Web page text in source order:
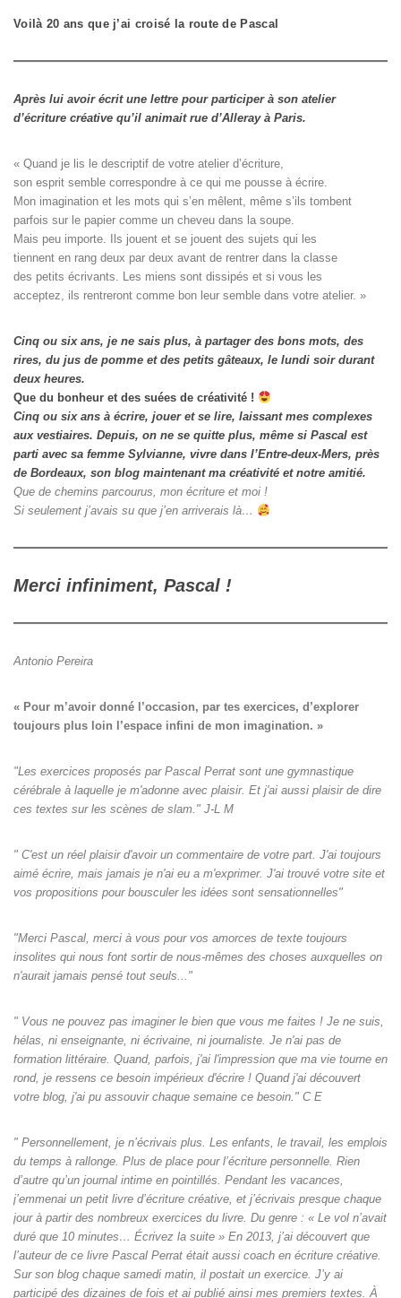
Voilà 20 ans que j’ai croisé la route de Pascal
Après lui avoir écrit une lettre pour participer à son atelier
d’écriture créative qu’il animait rue d’Alleray à Paris.
« Quand je lis le descriptif de votre atelier d’écriture,
son esprit semble correspondre à ce qui me pousse à écrire.
Mon imagination et les mots qui s’en mêlent, même s’ils tombent
parfois sur le papier comme un cheveu dans la soupe.
Mais peu importe. Ils jouent et se jouent des sujets qui les
tiennent en rang deux par deux avant de rentrer dans la classe
des petits écrivants. Les miens sont dissipés et si vous les
acceptez, ils rentreront comme bon leur semble dans votre atelier. »
Cinq ou six ans, je ne sais plus, à partager des bons mots, des
rires, du jus de pomme et des petits gâteaux, le lundi soir durant
deux heures.
Que du bonheur et des suées de créativité !
Cinq ou six ans à écrire, jouer et se lire, laissant mes complexes
aux vestiaires. Depuis, on ne se quitte plus, même si Pascal est
parti avec sa femme Sylvianne, vivre dans l’Entre-deux-Mers, près
de Bordeaux, son blog maintenant ma créativité et notre amitié.
Que de chemins parcourus, mon écriture et moi !
Si seulement j’avais su que j’en arriverais là…
Merci infiniment, Pascal !
Antonio Pereira
« Pour m’avoir donné l’occasion, par tes exercices, d’explorer
toujours plus loin l’espace infini de mon imagination. »
"Les exercices proposés par Pascal Perrat sont une gymnastique
cérébrale à laquelle je m'adonne avec plaisir. Et j'ai aussi plaisir de dire
ces textes sur les scènes de slam." J-L M
" C'est un réel plaisir d'avoir un commentaire de votre part. J'ai toujours
aimé écrire, mais jamais je n'ai eu a m'exprimer. J'ai trouvé votre site et
vos propositions pour bousculer les idées sont sensationnelles"
"Merci Pascal, merci à vous pour vos amorces de texte toujours
insolites qui nous font sortir de nous-mêmes des choses auxquelles on
n'aurait jamais pensé tout seuls‌..."
" Vous ne pouvez pas imaginer le bien que vous me faites ! Je ne suis,
hélas, ni enseignante, ni écrivaine, ni journaliste. Je n'ai pas de
formation littéraire. Quand, parfois, j'ai l'impression que ma vie tourne en
rond, je ressens ce besoin impérieux d'écrire ! Quand j'ai découvert
votre blog, j'ai pu assouvir chaque semaine ce besoin." C E
" Personnellement, je n’écrivais plus. Les enfants, le travail, les emplois
du temps à rallonge. Plus de place pour l’écriture personnelle. Rien
d’autre qu’un journal intime en pointillés. Pendant les vacances,
j’emmenai un petit livre d’écriture créative, et j’écrivais presque chaque
jour à partir des nombreux exercices du livre. Du genre : « Le vol n’avait
duré que 10 minutes… Écrivez la suite » En 2013, j’ai découvert que
l’auteur de ce livre Pascal Perrat était aussi coach en écriture créative.
Sur son blog chaque samedi matin, il postait un exercice. J’y ai
participé des dizaines de fois et ai publié ainsi mes premiers textes. À